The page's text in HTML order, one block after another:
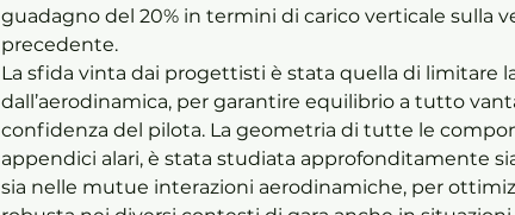
guadagno del 20% in termini di carico verticale sulla
precedente.
La sfida vinta dai progettisti è stata quella di limitare
dall’aerodinamica, per garantire equilibrio a tutto
confidenza del pilota. La geometria di tutte le
appendici alari, è stata studiata approfonditamente
sia nelle mutue interazioni aerodinamiche, per